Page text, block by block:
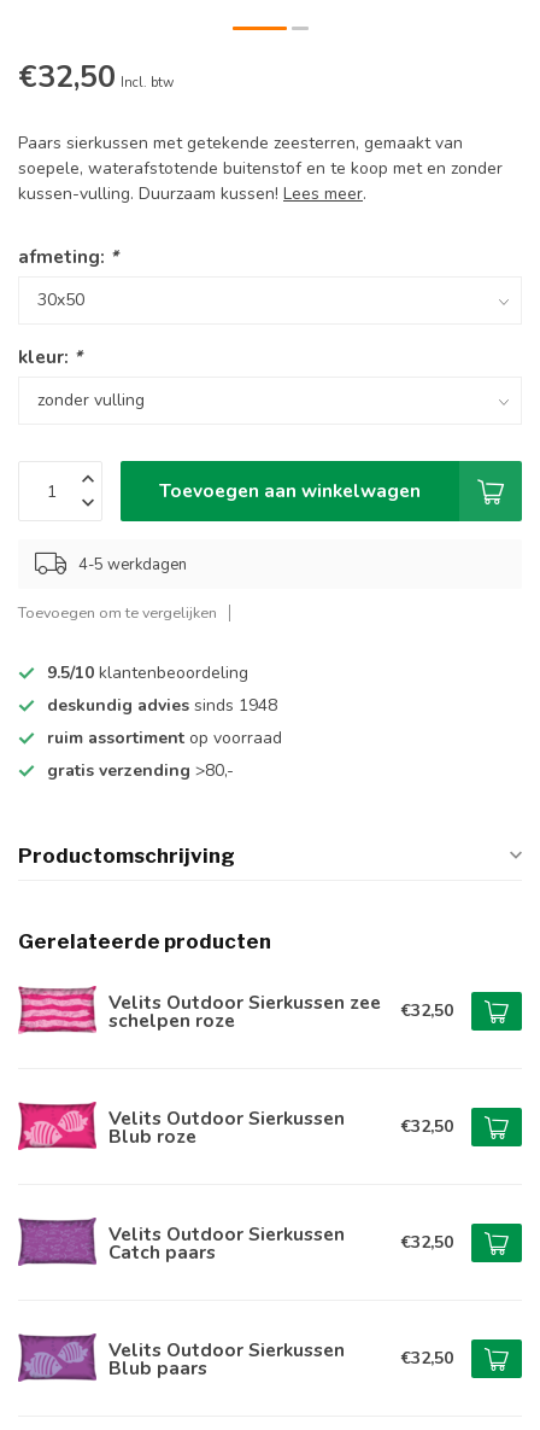
€32,50 Incl. btw
Paars sierkussen met getekende zeesterren, gemaakt van
soepele, waterafstotende buitenstof en te koop met en zonder
kussen-vulling. Duurzaam kussen! Lees meer.
afmeting: *
kleur: *
Toevoegen aan winkelwagen
4-5 werkdagen
Toevoegen om te vergelijken
9.5/10 klantenbeoordeling
deskundig advies sinds 1948
ruim assortiment op voorraad
gratis verzending >80,-
Productomschrijving
Gerelateerde producten
Velits Outdoor Sierkussen zee
schelpen roze €32,50
Velits Outdoor Sierkussen
Blub roze €32,50
Velits Outdoor Sierkussen
Catch paars €32,50
Velits Outdoor Sierkussen
Blub paars €32,50